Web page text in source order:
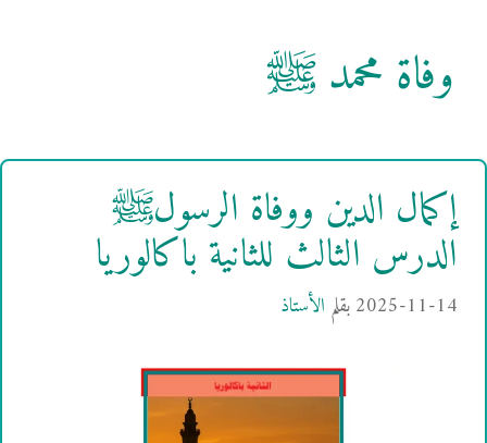
وفاة محمد ﷺ
إكمال الدين ووفاة الرسولﷺ
الدرس الثالث للثانية باكالوريا
2025-11-14بقلم الأستاذ